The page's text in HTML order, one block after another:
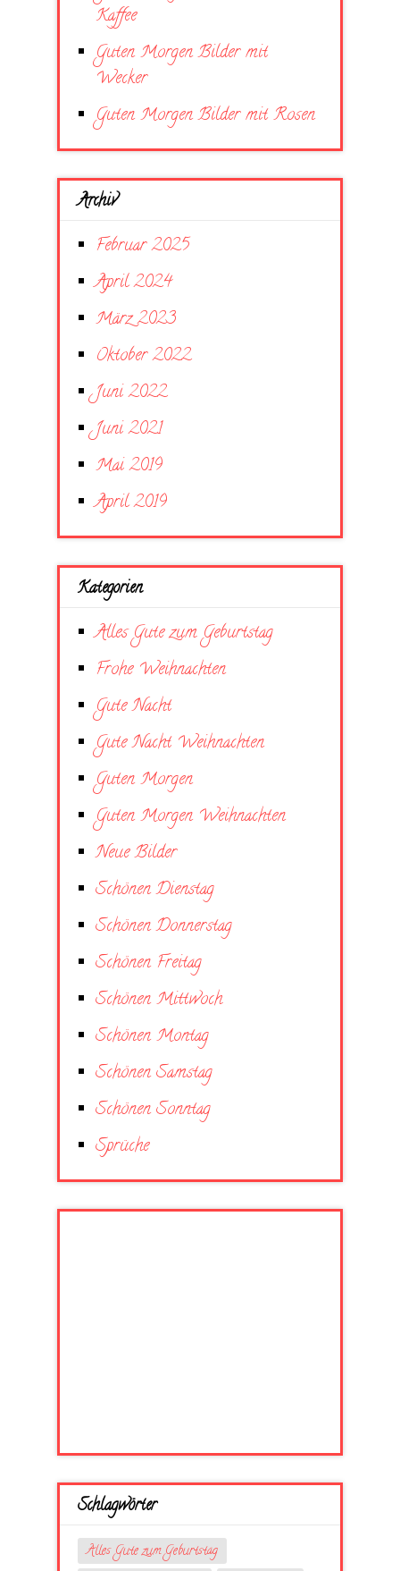
Kaffee
Guten Morgen Bilder mit
Wecker
Guten Morgen Bilder mit Rosen
Archiv
Februar 2025
April 2024
März 2023
Oktober 2022
Juni 2022
Juni 2021
Mai 2019
April 2019
Kategorien
Alles Gute zum Geburtstag
Frohe Weihnachten
Gute Nacht
Gute Nacht Weihnachten
Guten Morgen
Guten Morgen Weihnachten
Neue Bilder
Schönen Dienstag
Schönen Donnerstag
Schönen Freitag
Schönen Mittwoch
Schönen Montag
Schönen Samstag
Schönen Sonntag
Sprüche
Schlagwörter
Alles Gute zum Geburtstag